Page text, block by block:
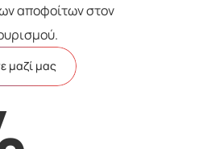
αποφοίτων στον
μαζί μας